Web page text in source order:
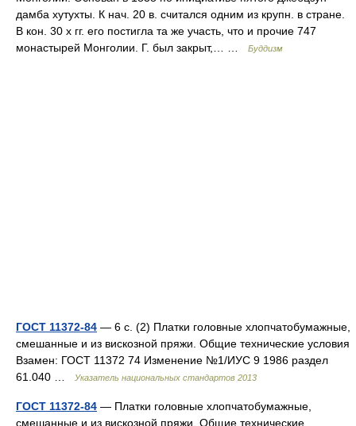
дамба хутухты. К нач. 20 в. считался одним из крупн. в стране.
В кон. 30 х гг. его постигла та же участь, что и прочие 747
монастырей Монголии. Г. был закрыт,… …
Буддизм
ГОСТ 11372-84 — 6 с. (2) Платки головные хлопчатобумажные,
смешанные и из вискозной пряжи. Общие технические условия
Взамен: ГОСТ 11372 74 Изменение №1/ИУС 9 1986 раздел
61.040 …
Указатель национальных стандартов 2013
ГОСТ 11372-84 — Платки головные хлопчатобумажные,
смешанные и из вискозной пряжи. Общие технические